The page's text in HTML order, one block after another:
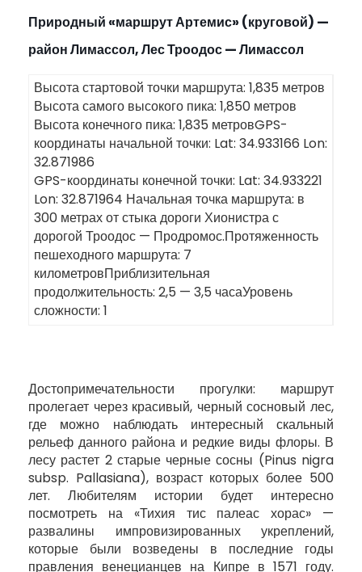
Πриродный «маршрут Артемис» (круговой) —
район Лимассол, Лес Троодос — Лимассол
Высота стартовой точки маршрута: 1,835 метров
Высота самого высокого пика: 1,850 метров
Высота конечного пика: 1,835 метровGPS-
координаты начальной точки: Lat: 34.933166 Lon:
32.871986
GPS-координаты конечной точки: Lat: 34.933221
Lon: 32.871964 Начальная точка маршрута: в
300 метрах от стыка дороги Хионистра с
дорогой Троодос — Продромос.Протяженность
пешеходного маршрута: 7
километровПриблизительная
продолжительность: 2,5 — 3,5 часаУровень
сложности: 1
Достопримечательности прогулки: маршрут
пролегает через красивый, черный сосновый лес,
где можно наблюдать интересный скальный
рельеф данного района и редкие виды флоры. В
лесу растет 2 старые черные сосны (Pinus nigra
subsp. Pallasiana), возраст которых более 500
лет. Любителям истории будет интересно
посмотреть на «Тихия тис палеас хорас» —
развалины импровизированных укреплений,
которые были возведены в последние годы
правления венецианцев на Кипре в 1571 году.